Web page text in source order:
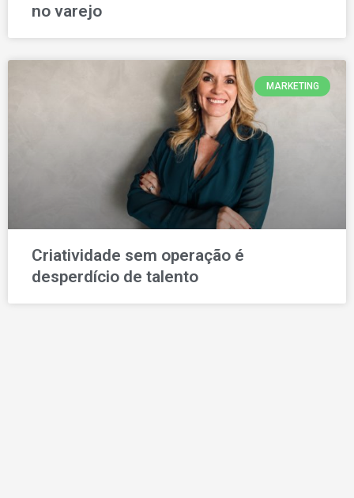
no varejo
MARKETING
Criatividade sem operação é
desperdício de talento